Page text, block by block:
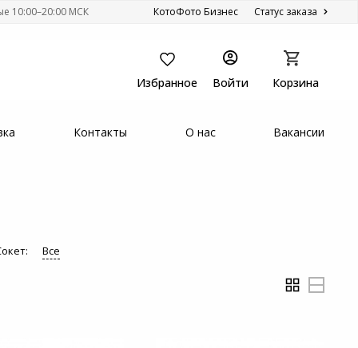
10:00–20:00 МСК КотоФото Бизнес Статус заказа
Корзина
Войти
Избранное
Контакты О нас Вакансии
Все